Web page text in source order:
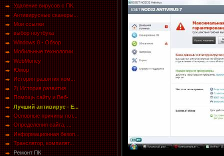
Удаление вирусов с ПК.
Антивирусные сканеры...
Мои ссылки
выбор ноутбука
Windows 8 - Обзор
Мобильные технологии...
WebMoney
Юмор
История развития ком...
2) История развития ...
Помощь сайту и Веб-...
Лучший антивирус - E...
Основные причины пот...
Определения сайта, ...
Информационная безоп...
Транслятор, компилят...
Ремонт ПК